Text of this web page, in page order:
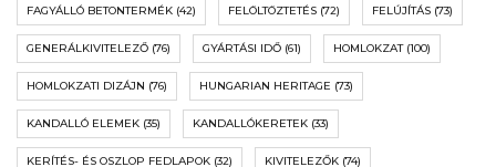
FAGYÁLLÓ BETONTERMÉK (42) FELÖLTÖZTETÉS (72) FELÚJÍTÁS (73)
GENERÁLKIVITELEZŐ (76) GYÁRTÁSI IDŐ (61) HOMLOKZAT(100)
HOMLOKZATI DIZÁJN (76) HUNGARIAN HERITAGE (73)
KANDALLÓ ELEMEK (35) KANDALLÓKERETEK (33)
KERÍTÉS- ÉS OSZLOP FEDLAPOK (32) KIVITELEZŐK (74)